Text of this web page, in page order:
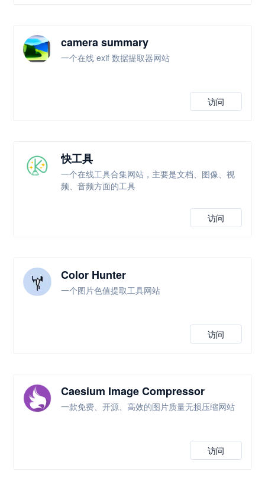
camera summary
一个在线 exif 数据提取器网站
访问
快工具
一个在线工具合集网站，主要是文档、图像、视
频、音频方面的工具
访问
Color Hunter
一个图片色值提取工具网站
访问
Caesium Image Compressor
一款免费、开源、高效的图片质量无损压缩网站
访问